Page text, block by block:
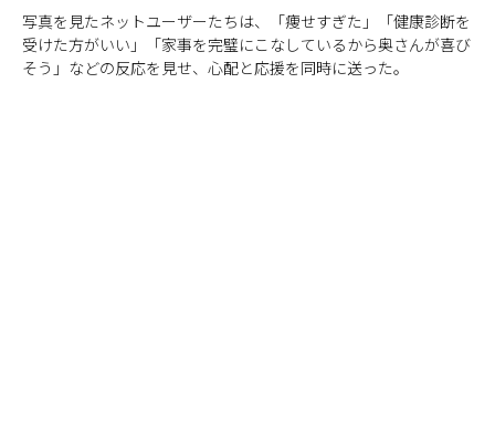
写真を見たネットユーザーたちは、「痩せすぎた」「健康診断を
受けた方がいい」「家事を完璧にこなしているから奥さんが喜び
そう」などの反応を見せ、心配と応援を同時に送った。